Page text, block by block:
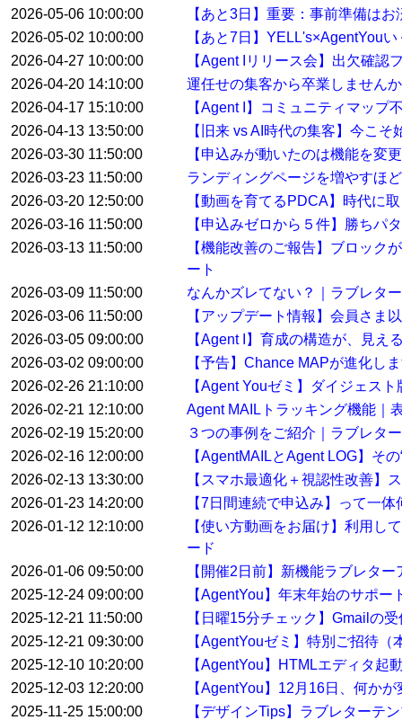
2026-05-06 10:00:00
【あと3日】重要：事前準備は
2026-05-02 10:00:00
【あと7日】YELL's×AgentYou
2026-04-27 10:00:00
【Agent Iリリース会】出欠確認
2026-04-20 14:10:00
運任せの集客から卒業しません
2026-04-17 15:10:00
【Agent I】コミュニティマップ
2026-04-13 13:50:00
【旧来 vs AI時代の集客】今こ
2026-03-30 11:50:00
【申込みが動いたのは機能を変
2026-03-23 11:50:00
ランディングページを増やすほ
2026-03-20 12:50:00
【動画を育てるPDCA】時代に
2026-03-16 11:50:00
【申込みゼロから５件】勝ちパ
2026-03-13 11:50:00
【機能改善のご報告】ブロック
ート
2026-03-09 11:50:00
なんかズレてない？｜ラブレタ
2026-03-06 11:50:00
【アップデート情報】会員さま
2026-03-05 09:00:00
【Agent I】育成の構造が、見え
2026-03-02 09:00:00
【予告】Chance MAPが進化し
2026-02-26 21:10:00
【Agent Youゼミ】ダイジェス
2026-02-21 12:10:00
Agent MAILトラッキング機能｜
2026-02-19 15:20:00
３つの事例をご紹介｜ラブレタ
2026-02-16 12:00:00
【AgentMAILとAgent LOG】そ
2026-02-13 13:30:00
【スマホ最適化＋視認性改善】
2026-01-23 14:20:00
【7日間連続で申込み】って一
2026-01-12 12:10:00
【使い方動画をお届け】利用し
ード
2026-01-06 09:50:00
【開催2日前】新機能ラブレタ
2025-12-24 09:00:00
【AgentYou】年末年始のサポー
2025-12-21 11:50:00
【日曜15分チェック】Gmailの
2025-12-21 09:30:00
【AgentYouゼミ】特別ご招待
2025-12-10 10:20:00
【AgentYou】HTMLエディタ起
2025-12-03 12:20:00
【AgentYou】12月16日、何か
2025-11-25 15:00:00
【デザインTips】ラブレターテ